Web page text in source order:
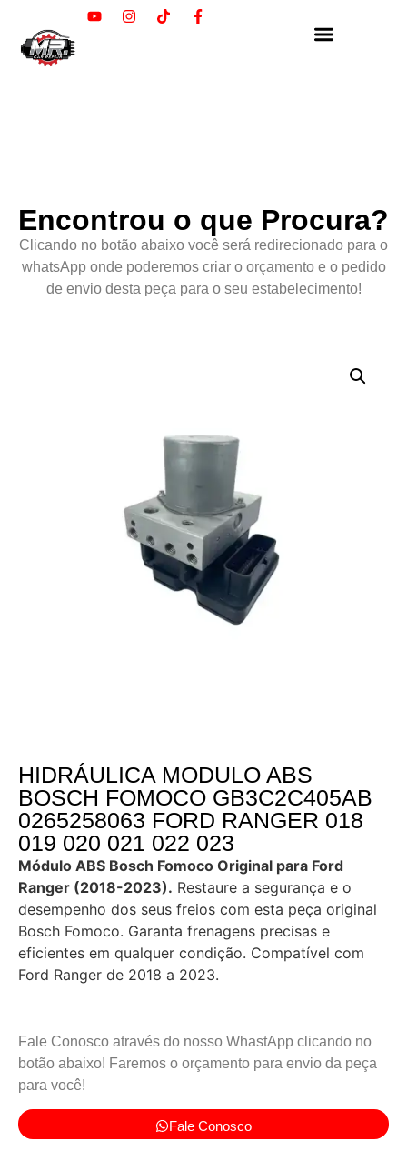
Encontrou o que Procura?
Clicando no botão abaixo você será redirecionado para o
whatsApp onde poderemos criar o orçamento e o pedido
de envio desta peça para o seu estabelecimento!
HIDRÁULICA MODULO ABS
BOSCH FOMOCO GB3C2C405AB
0265258063 FORD RANGER 018
019 020 021 022 023
Módulo ABS Bosch Fomoco Original para Ford
Ranger (2018-2023). Restaure a segurança e o
desempenho dos seus freios com esta peça original
Bosch Fomoco. Garanta frenagens precisas e
eficientes em qualquer condição. Compatível com
Ford Ranger de 2018 a 2023.
Fale Conosco através do nosso WhastApp clicando no
botão abaixo! Faremos o orçamento para envio da peça
para você!
Fale Conosco